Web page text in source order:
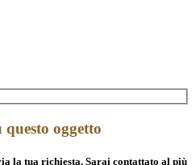
oggetto
la tua richiesta. Sarai contattato al più